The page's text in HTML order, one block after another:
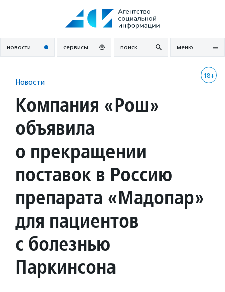
новости сервисы поиск меню
18+
Новости
Компания «Рош»
объявила
о прекращении
поставок в Россию
препарата «Мадопар»
для пациентов
с болезнью
Паркинсона